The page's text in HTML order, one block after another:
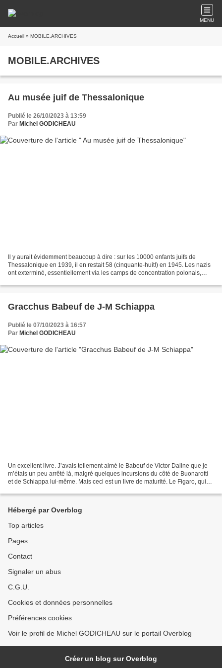
MENU
Accueil » MOBILE.ARCHIVES
MOBILE.ARCHIVES
Au musée juif de Thessalonique
Publié le 26/10/2023 à 13:59
Par Michel GODICHEAU
Il y aurait évidemment beaucoup à dire : sur les 10000 enfants juifs de
Thessalonique en 1939, il en restait 58 (cinquante-huit!) en 1945. Les nazis
ont exterminé, essentiellement via les camps de concentration polonais,
Gracchus Babeuf de J-M Schiappa
Publié le 07/10/2023 à 16:57
Par Michel GODICHEAU
Un excellent livre. J’avais tellement aimé le Babeuf de Victor Daline que je
m’étais un peu arrêté là, malgré quelques incursions du côté de Buonarotti
et de Schiappa lui-même. Mais ceci est un livre de maturité. Le Figaro, qui
Hébergé par Overblog
Top articles
Pages
Contact
Signaler un abus
C.G.U.
Cookies et données personnelles
Préférences cookies
Voir le profil de Michel GODICHEAU sur le portail Overblog
Créer un blog sur Overblog